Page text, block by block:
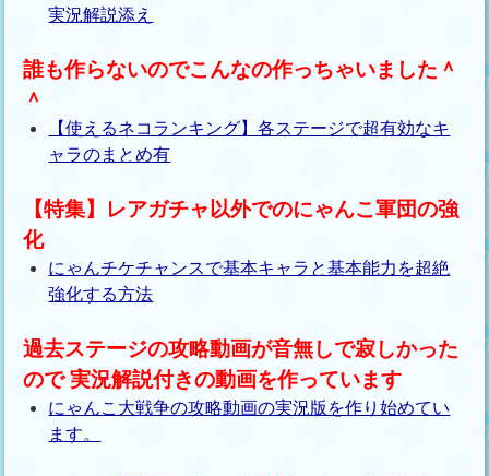
実況解説添え
誰も作らないのでこんなの作っちゃいました＾
＾
【使えるネコランキング】各ステージで超有効なキ
ャラのまとめ有
【特集】レアガチャ以外でのにゃんこ軍団の強
化
にゃんチケチャンスで基本キャラと基本能力を超絶
強化する方法
過去ステージの攻略動画が音無しで寂しかった
ので 実況解説付きの動画を作っています
にゃんこ大戦争の攻略動画の実況版を作り始めてい
ます。